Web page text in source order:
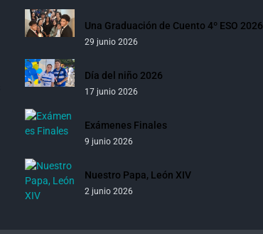
Una Graduación de Cuento 4º ESO 2026
29 junio 2026
Día del niño 2026
17 junio 2026
Exámenes Finales
9 junio 2026
Nuestro Papa, León XIV
2 junio 2026